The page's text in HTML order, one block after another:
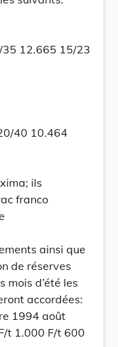
35 12.665 15/23
40 10.464
ils
franco
ainsi que
de réserves
mois d’été les
accordées:
1994 août
t 1.000 F/t 600